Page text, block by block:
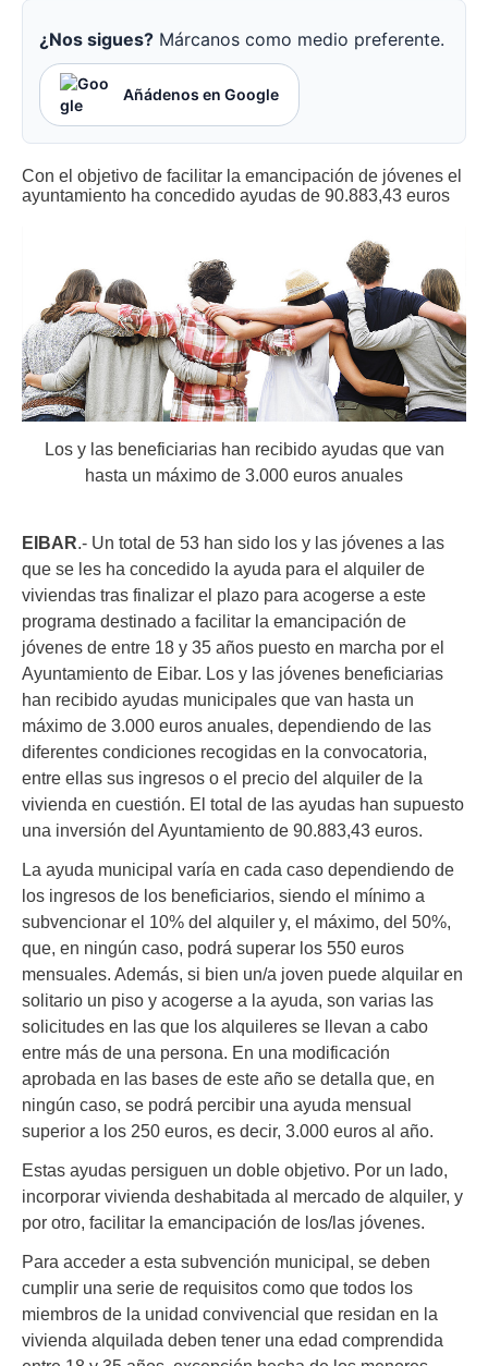
¿Nos sigues? Márcanos como medio preferente.
Añádenos en Google
Con el objetivo de facilitar la emancipación de jóvenes el
ayuntamiento ha concedido ayudas de 90.883,43 euros
Los y las beneficiarias han recibido ayudas que van
hasta un máximo de 3.000 euros anuales
EIBAR.- Un total de 53 han sido los y las jóvenes a las
que se les ha concedido la ayuda para el alquiler de
viviendas tras finalizar el plazo para acogerse a este
programa destinado a facilitar la emancipación de
jóvenes de entre 18 y 35 años puesto en marcha por el
Ayuntamiento de Eibar. Los y las jóvenes beneficiarias
han recibido ayudas municipales que van hasta un
máximo de 3.000 euros anuales, dependiendo de las
diferentes condiciones recogidas en la convocatoria,
entre ellas sus ingresos o el precio del alquiler de la
vivienda en cuestión. El total de las ayudas han supuesto
una inversión del Ayuntamiento de 90.883,43 euros.
La ayuda municipal varía en cada caso dependiendo de
los ingresos de los beneficiarios, siendo el mínimo a
subvencionar el 10% del alquiler y, el máximo, del 50%,
que, en ningún caso, podrá superar los 550 euros
mensuales. Además, si bien un/a joven puede alquilar en
solitario un piso y acogerse a la ayuda, son varias las
solicitudes en las que los alquileres se llevan a cabo
entre más de una persona. En una modificación
aprobada en las bases de este año se detalla que, en
ningún caso, se podrá percibir una ayuda mensual
superior a los 250 euros, es decir, 3.000 euros al año.
Estas ayudas persiguen un doble objetivo. Por un lado,
incorporar vivienda deshabitada al mercado de alquiler, y
por otro, facilitar la emancipación de los/las jóvenes.
Para acceder a esta subvención municipal, se deben
cumplir una serie de requisitos como que todos los
miembros de la unidad convivencial que residan en la
vivienda alquilada deben tener una edad comprendida